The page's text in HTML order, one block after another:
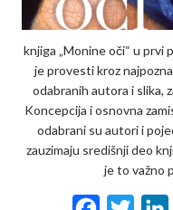
knjiga „Monine oči“ u prvi
je provesti kroz
odabranih autora i slika,
Koncepcija i osnovna
odabrani su autori i
zauzimaju središnji deo
je to važno